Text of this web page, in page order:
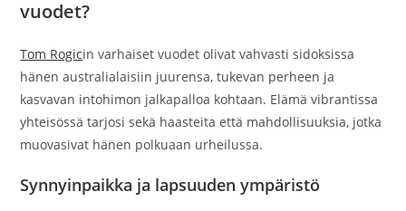
vuodet?
Tom Rogicin varhaiset vuodet olivat vahvasti sidoksissa
hänen australialaisiin juurensa, tukevan perheen ja
kasvavan intohimon jalkapalloa kohtaan. Elämä vibrantissa
yhteisössä tarjosi sekä haasteita että mahdollisuuksia, jotka
muovasivat hänen polkuaan urheilussa.
Synnyinpaikka ja lapsuuden ympäristö